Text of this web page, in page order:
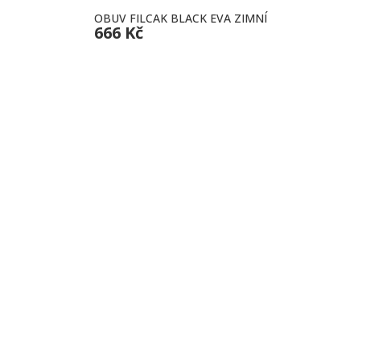
OBUV FILCAK BLACK EVA ZIMNÍ
666 Kč